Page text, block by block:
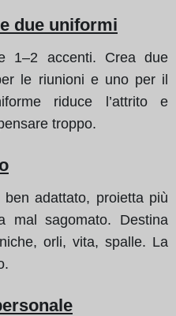
due uniformi
1–2 accenti. Crea due
le riunioni e uno per il
riduce l’attrito e
troppo.
adattato, proietta più
mal sagomato. Destina
orli, vita, spalle. La